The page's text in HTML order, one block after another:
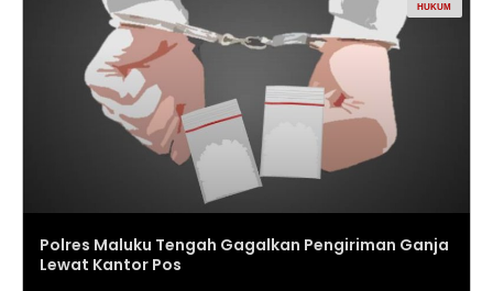
HUKUM
Polres Maluku Tengah Gagalkan Pengiriman Ganja
Lewat Kantor Pos